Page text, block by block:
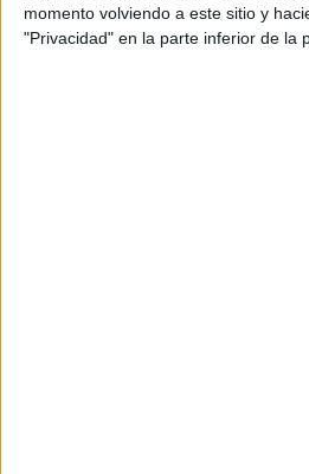
momento volviendo a este sitio y
"Privacidad" en la parte inferior de la
Aceptolos Términos y